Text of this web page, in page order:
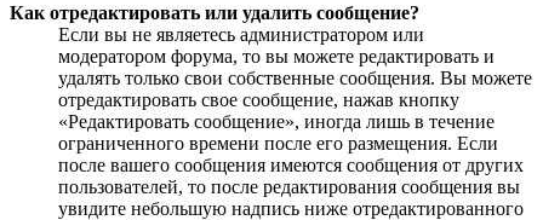
Как отредактировать или удалить сообщение?
Если вы не являетесь администратором или
модератором форума, то вы можете редактировать и
удалять только свои собственные сообщения. Вы можете
отредактировать свое сообщение, нажав кнопку
«Редактировать сообщение», иногда лишь в течение
ограниченного времени после его размещения. Если
после вашего сообщения имеются сообщения от других
пользователей, то после редактирования сообщения вы
увидите небольшую надпись ниже отредактированного